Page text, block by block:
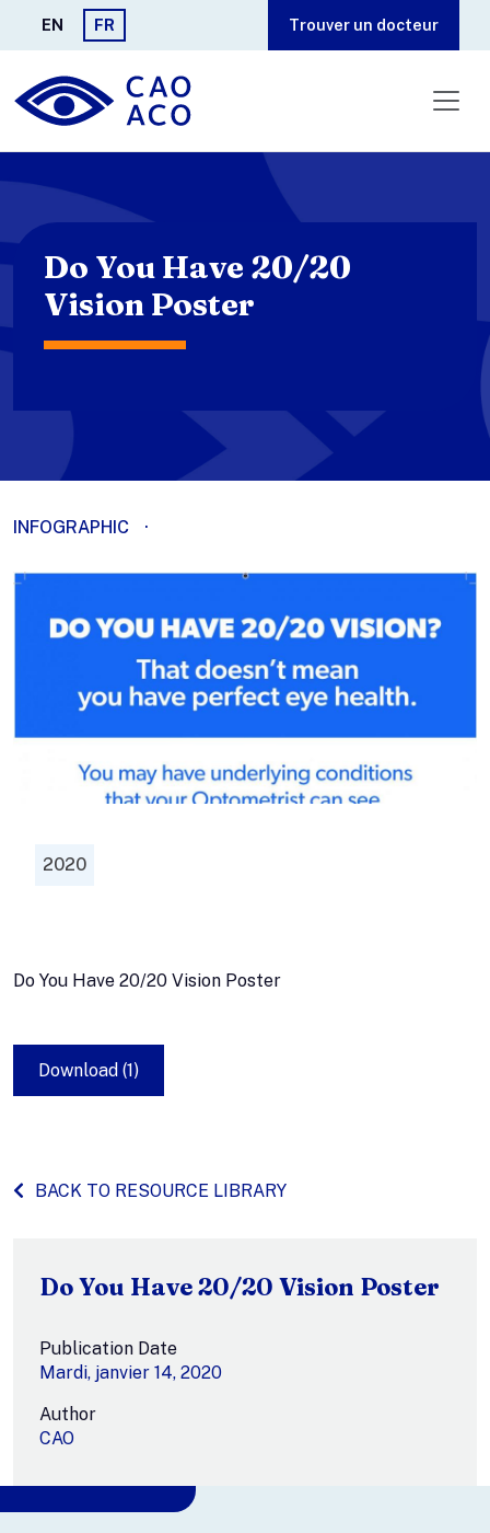
Aller au contenu principal
EN FR Trouver un docteur
Do You Have 20/20
Vision Poster
INFOGRAPHIC ·
2020
Do You Have 20/20 Vision Poster
Download (1)
BACK TO RESOURCE LIBRARY
Do You Have 20/20 Vision Poster
Publication Date
Mardi, janvier 14, 2020
Author
CAO